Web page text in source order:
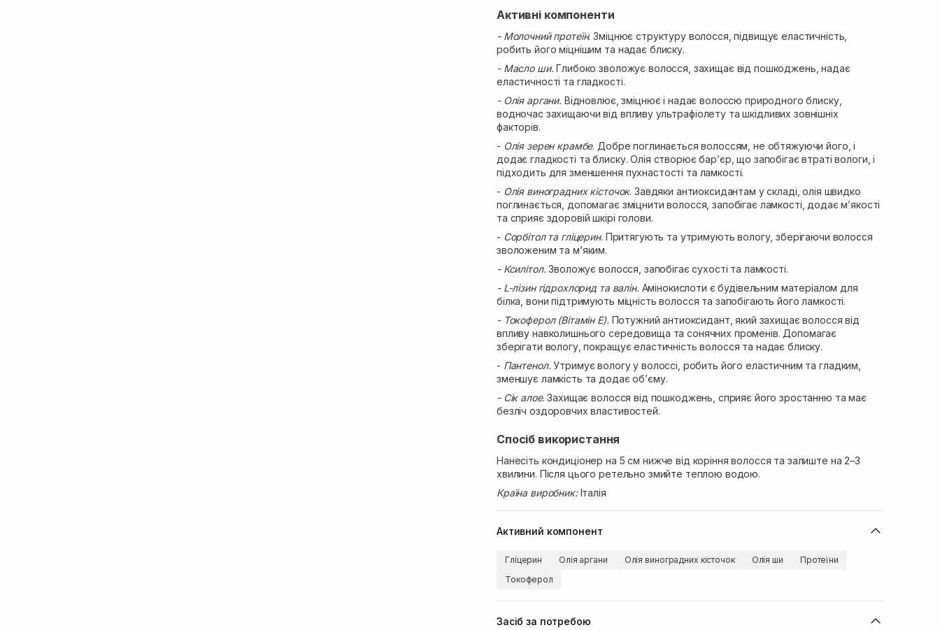
Активні компоненти
- Молочний протеїн. Зміцнює структуру волосся, підвищує еластичність,
робить його міцнішим та надає блиску.
- Масло ши. Глибоко зволожує волосся, захищає від пошкоджень, надає
еластичності та гладкості.
- Олія аргани. Відновлює, зміцнює і надає волоссю природного блиску,
водночас захищаючи від впливу ультрафіолету та шкідливих зовнішніх
факторів.
- Олія зерен крамбе. Добре поглинається волоссям, не обтяжуючи його, і
додає гладкості та блиску. Олія створює бар’єр, що запобігає втраті вологи, і
підходить для зменшення пухнастості та ламкості.
- Олія виноградних кісточок. Завдяки антиоксидантам у складі, олія швидко
поглинається, допомагає зміцнити волосся, запобігає ламкості, додає м’якості
та сприяє здоровій шкірі голови.
- Сорбітол та гліцерин. Притягують та утримують вологу, зберігаючи волосся
зволоженим та м’яким.
- Ксилітол. Зволожує волосся, запобігає сухості та ламкості.
- L-лізин гідрохлорид та валін. Амінокислоти є будівельним матеріалом для
білка, вони підтримують міцність волосся та запобігають його ламкості.
- Токоферол (Вітамін Е). Потужний антиоксидант, який захищає волосся від
впливу навколишнього середовища та сонячних променів. Допомагає
зберігати вологу, покращує еластичність волосся та надає блиску.
- Пантенол. Утримує вологу у волоссі, робить його еластичним та гладким,
зменшує ламкість та додає об’єму.
- Сік алое. Захищає волосся від пошкоджень, сприяє його зростанню та має
безліч оздоровчих властивостей.
Спосіб використання
Нанесіть кондиціонер на 5 см нижче від коріння волосся та залиште на 2–3
хвилини. Після цього ретельно змийте теплою водою.
Країна виробник:Італія
Активний компонент
Гліцерин Олія аргани Олія виноградних кісточок Олія ши
Протеїни
Токоферол
Засіб за потребою